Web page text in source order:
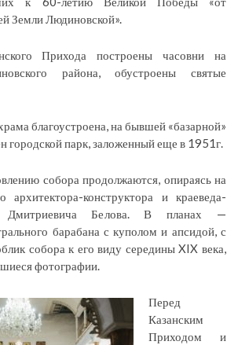
Земли Людиновской».
Прихода построены часовни на
района, обустроены святые
благоустроена, на бывшей «базарной»
городской парк, заложенный еще в 1951г.
собора продолжаются, опираясь на
архитектора-конструктора и краеведа-
Дмитриевича Белова. В планах —
барабана с куполом и апсидой, с
собора к его виду середины XIX века,
фотографии.
Перед
Казанским
Приходом и